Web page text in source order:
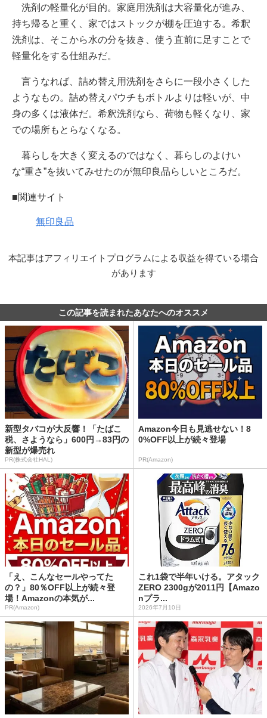
洗剤の軽量化が目的。家庭用洗剤は大容量化が進み、
持ち帰ると重く、家ではストックが棚を圧迫する。希釈
洗剤は、そこから水の分を抜き、使う直前に足すことで
軽量化をする仕組みだ。
言うなれば、詰め替え用洗剤をさらに一段小さくした
ようなもの。詰め替えパウチもボトルよりは軽いが、中
身の多くは液体だ。希釈洗剤なら、荷物も軽くなり、家
での場所もとらなくなる。
暮らしを大きく変えるのではなく、暮らしのよけい
な“重さ”を抜いてみせたのが無印良品らしいところだ。
■関連サイト
無印良品
本記事はアフィリエイトプログラムによる収益を得ている場合
があります
この記事を読まれたあなたへのオススメ
新型タバコが大反響！「たばこ
税、さようなら」600円→83円の
新型が爆売れ
PR(株式会社HAL)
Amazon今日も見逃せない！8
0%OFF以上が続々登場
PR(Amazon)
「え、こんなセールやってた
の？」80％OFF以上が続々登
場！Amazonの本気が...
PR(Amazon)
これ1袋で半年いける。アタック
ZERO 2300gが2011円【Amazo
nプラ...
2026年7月10日